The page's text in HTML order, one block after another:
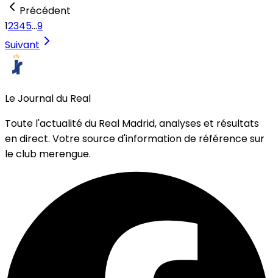
Précédent
12345…9
Suivant
Le Journal du Real
Toute l'actualité du Real Madrid, analyses et résultats
en direct. Votre source d'information de référence sur
le club merengue.